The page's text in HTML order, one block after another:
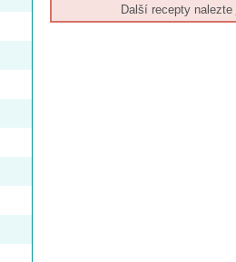
Další recepty nalezte